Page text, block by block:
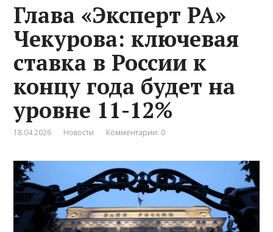
Глава «Эксперт РА»
Чекурова: ключевая
ставка в России к
концу года будет на
уровне 11-12%
18.04.2026 Новости Комментарии: 0